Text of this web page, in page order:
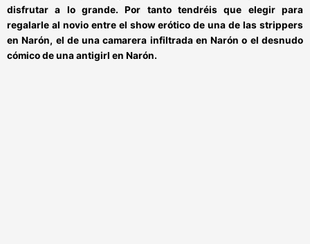
disfrutar a lo grande. Por tanto tendréis que elegir para
regalarle al novio entre el show erótico de una de las strippers
en Narón, el de unacamarera infiltrada en Narón o el desnudo
cómico de unaantigirl en Narón.